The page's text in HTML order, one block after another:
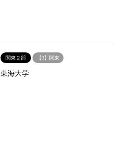
関東２部 【3】関東
東海大学